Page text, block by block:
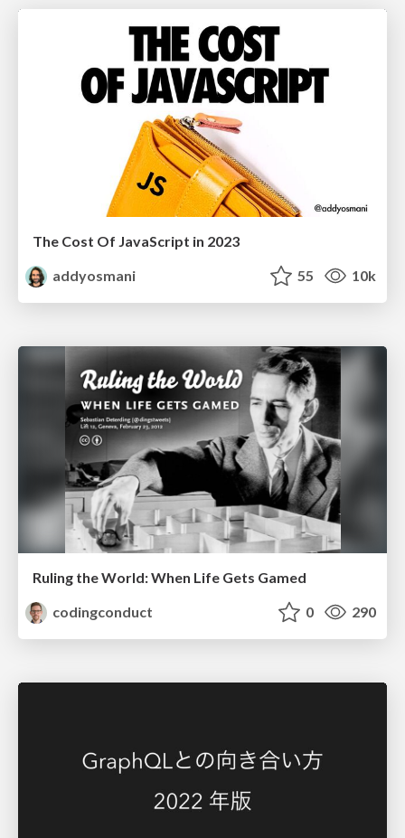
The Cost Of JavaScript in 2023
addyosmani
55 10k
Ruling the World: When Life Gets Gamed
codingconduct
0 290